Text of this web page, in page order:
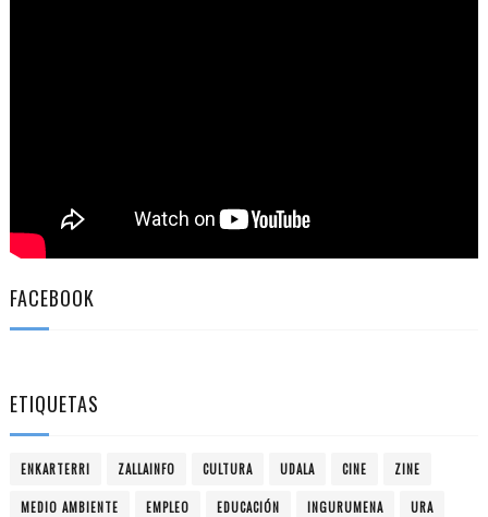
FACEBOOK
ETIQUETAS
ENKARTERRI ZALLAINFO CULTURA UDALA CINE ZINE
MEDIO AMBIENTE EMPLEO EDUCACIÓN INGURUMENA URA